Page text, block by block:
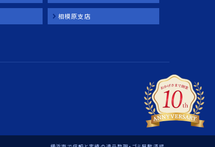
相模原支店